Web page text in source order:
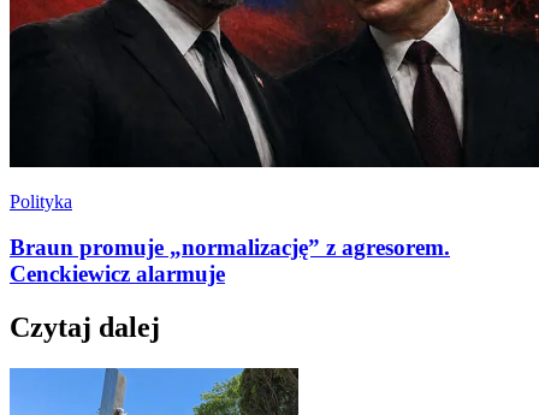
Polityka
Braun promuje „normalizację” z agresorem.
Cenckiewicz alarmuje
Czytaj dalej